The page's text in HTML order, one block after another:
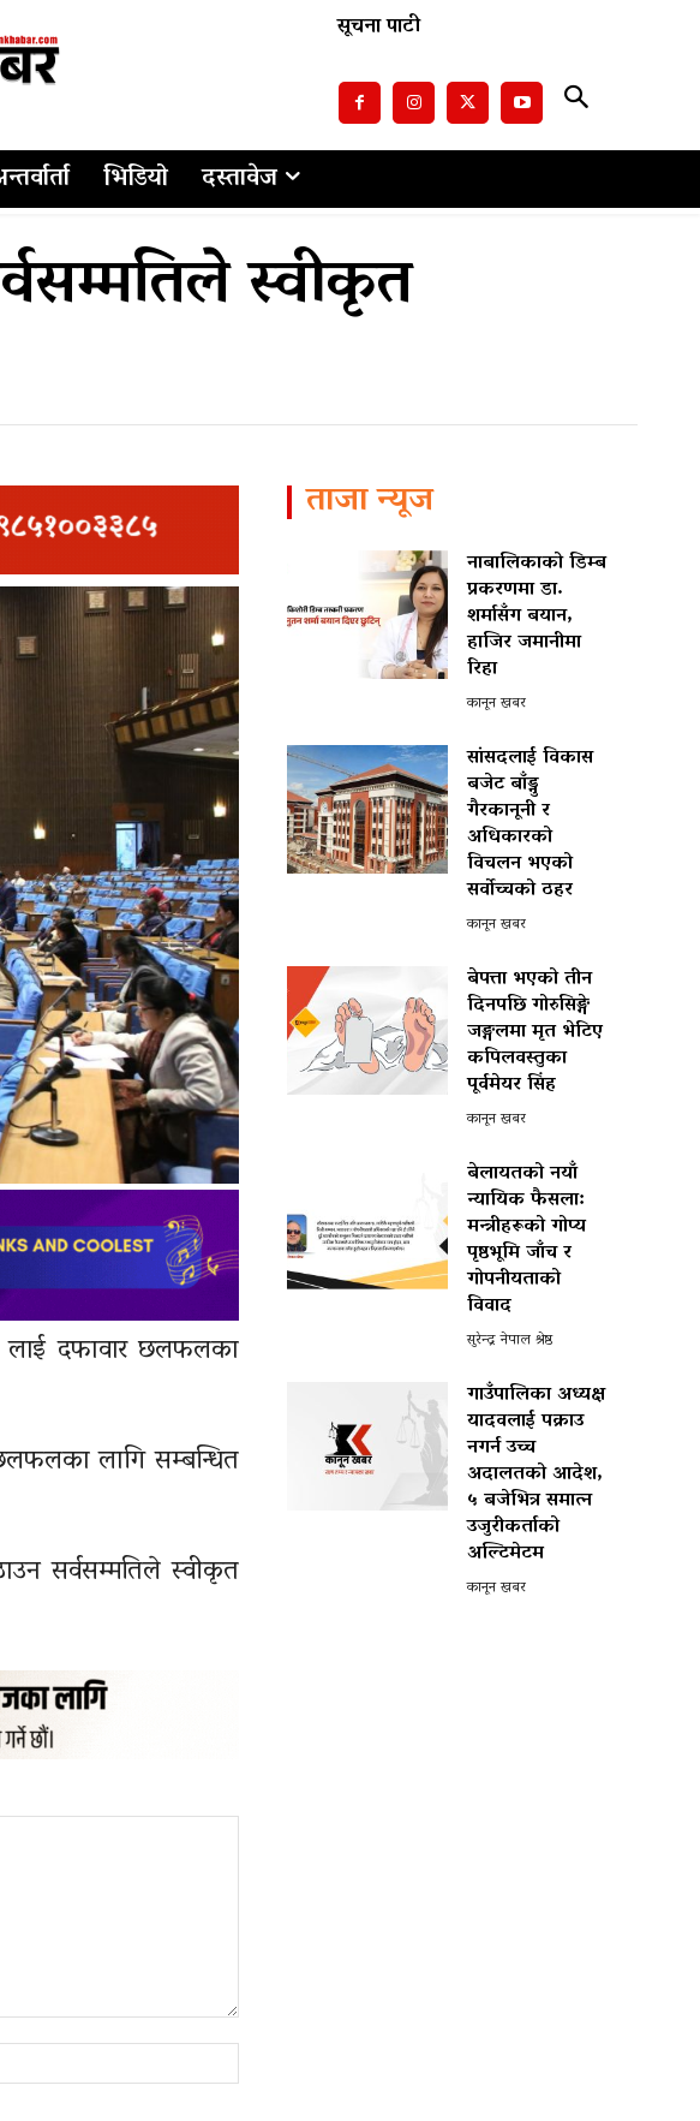
सूचना पाटी
भिडियो दस्तावेज
स्वीकृत
लाई दफावार छलफलका
लागि सम्बन्धित
सर्वसम्मतिले स्वीकृत
ताजा न्यूज
नाबालिकाको डिम्ब
प्रकरणमा डा.
शर्मासँग बयान,
हाजिर जमानीमा
रिहा
कानून खबर
सांसदलाई विकास
बजेट बाँड्नु
गैरकानूनी र
अधिकारको
विचलन भएको
सर्वोच्चको ठहर
कानून खबर
बेपत्ता भएको तीन
दिनपछि गोरुसिङ्गे
जङ्गलमा मृत भेटिए
कपिलवस्तुका
पूर्वमेयर सिंह
कानून खबर
बेलायतको नयाँ
न्यायिक फैसला:
मन्त्रीहरूको गोप्य
पृष्ठभूमि जाँच र
गोपनीयताको
विवाद
सुरेन्द्र नेपाल श्रेष्ठ
गाउँपालिका अध्यक्ष
यादवलाई पक्राउ
नगर्न उच्च
अदालतको आदेश,
५ बजेभित्र समात्न
उजुरीकर्ताको
अल्टिमेटम
कानून खबर